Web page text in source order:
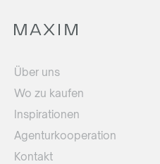
Über uns
Wo zu kaufen
Inspirationen
Agenturkooperation
Kontakt